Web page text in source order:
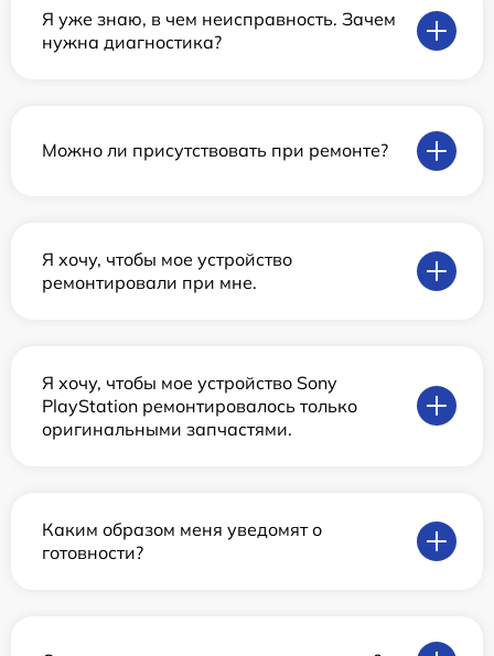
Я уже знаю, в чем неисправность. Зачем
нужна диагностика?
Можно ли присутствовать при ремонте?
Я хочу, чтобы мое устройство
ремонтировали при мне.
Я хочу, чтобы мое устройство Sony
PlayStation ремонтировалось только
оригинальными запчастями.
Каким образом меня уведомят о
готовности?